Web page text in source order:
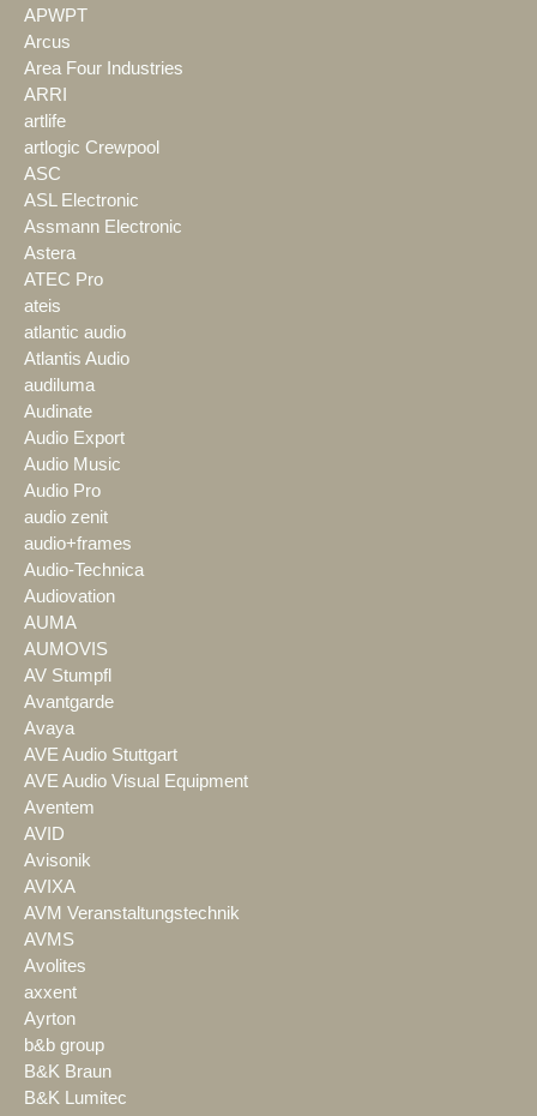
APWPT
Arcus
Area Four Industries
ARRI
artlife
artlogic Crewpool
ASC
ASL Electronic
Assmann Electronic
Astera
ATEC Pro
ateis
atlantic audio
Atlantis Audio
audiluma
Audinate
Audio Export
Audio Music
Audio Pro
audio zenit
audio+frames
Audio-Technica
Audiovation
AUMA
AUMOVIS
AV Stumpfl
Avantgarde
Avaya
AVE Audio Stuttgart
AVE Audio Visual Equipment
Aventem
AVID
Avisonik
AVIXA
AVM Veranstaltungstechnik
AVMS
Avolites
axxent
Ayrton
b&b group
B&K Braun
B&K Lumitec